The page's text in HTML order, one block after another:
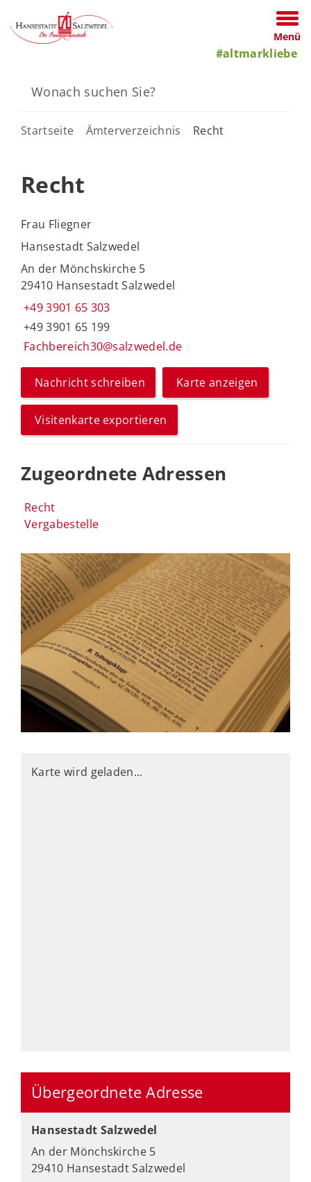
Menü
#altmarkliebe
Startseite Ämterverzeichnis Recht
Recht
Frau Fliegner
Hansestadt Salzwedel
An der Mönchskirche 5
29410 Hansestadt Salzwedel
+49 3901 65 303
+49 3901 65 199
Fachbereich30@salzwedel.de
Nachricht schreiben Karte anzeigen
Visitenkarte exportieren
Zugeordnete Adressen
Recht
Vergabestelle
Karte wird geladen...
Übergeordnete Adresse
Hansestadt Salzwedel
An der Mönchskirche 5
29410 Hansestadt Salzwedel